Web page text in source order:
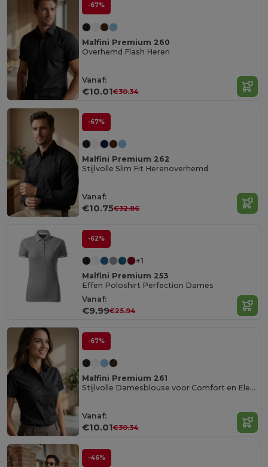
-67%
Malfini Premium 260
Overhemd Flash Heren
Vanaf:
€10.01€30.34
-67%
Malfini Premium 262
Stijlvolle Slim Fit Herenoverhemd
Vanaf:
€10.75€32.86
-62%
+1
Malfini Premium 253
Effen Poloshirt Perfection Dames
Vanaf:
€9.99€25.94
-67%
Malfini Premium 261
Stijlvolle Damesblouse voor Comfort en Elegantie
Vanaf:
€10.01€30.34
-46%